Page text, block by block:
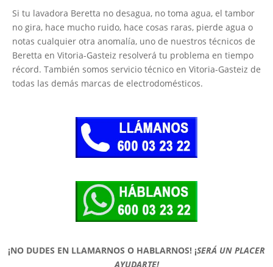
Si tu lavadora Beretta no desagua, no toma agua, el tambor
no gira, hace mucho ruido, hace cosas raras, pierde agua o
notas cualquier otra anomalía, uno de nuestros técnicos de
Beretta en Vitoria-Gasteiz resolverá tu problema en tiempo
récord. También somos servicio técnico en Vitoria-Gasteiz de
todas las demás marcas de electrodomésticos.
¡NO DUDES EN LLAMARNOS O HABLARNOS! ¡SERÁ UN PLACER
AYUDARTE!